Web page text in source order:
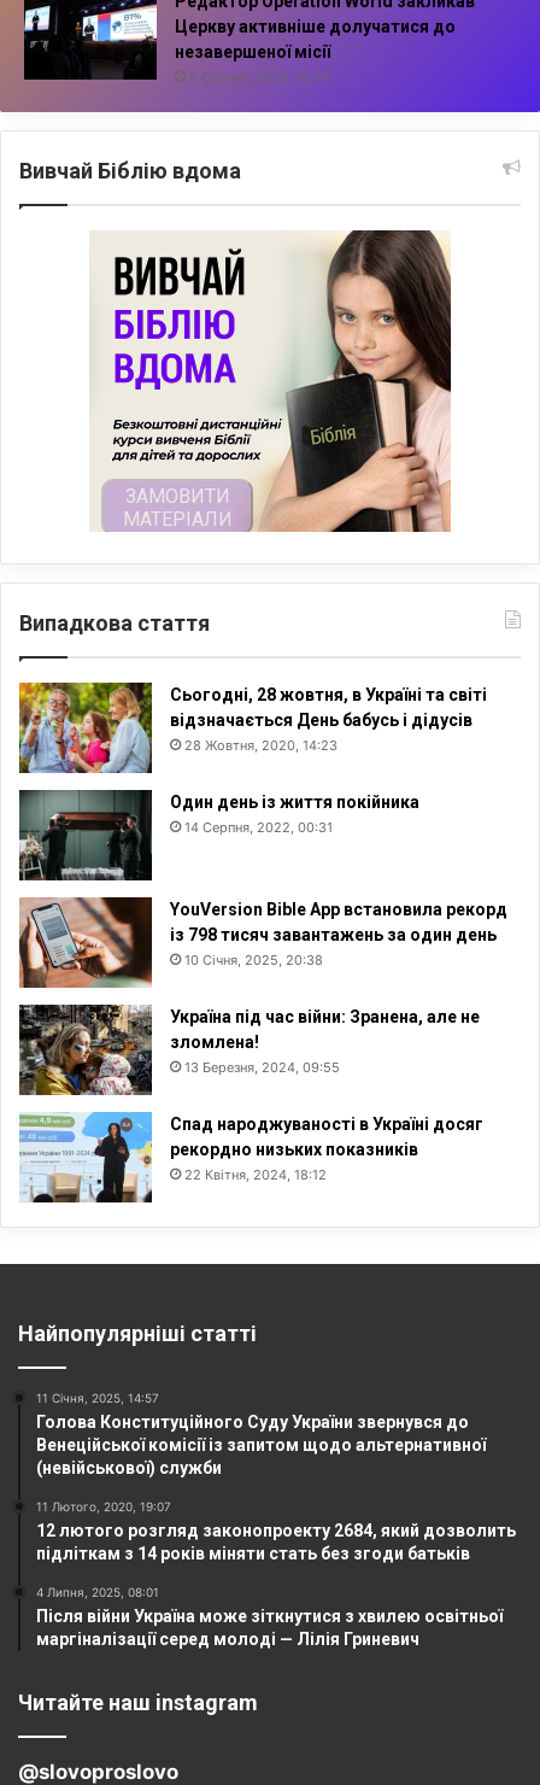
Церкву активніше долучатися до
незавершеної місії
5 Серпня, 2026, 10:14
Вивчай Біблію вдома
Випадкова стаття
Сьогодні, 28 жовтня, в Україні та світі
відзначається День бабусь і дідусів
28 Жовтня, 2020, 14:23
Один день із життя покійника
14 Серпня, 2022, 00:31
YouVersion Bible App встановила рекорд
із 798 тисяч завантажень за один день
10 Січня, 2025, 20:38
Україна під час війни: Зранена, але не
зломлена!
13 Березня, 2024, 09:55
Спад народжуваності в Україні досяг
рекордно низьких показників
22 Квітня, 2024, 18:12
Найпопулярніші статті
11 Січня, 2025, 14:57
Голова Конституційного Суду України звернувся до
Венеційської комісії із запитом щодо альтернативної
(невійськової) служби
11 Лютого, 2020, 19:07
12 лютого розгляд законопроекту 2684, який дозволить
підліткам з 14 років міняти стать без згоди батьків
4 Липня, 2025, 08:01
Після війни Україна може зіткнутися з хвилею освітньої
маргіналізації серед молоді — Лілія Гриневич
Читайте наш instagram
@slovoproslovo